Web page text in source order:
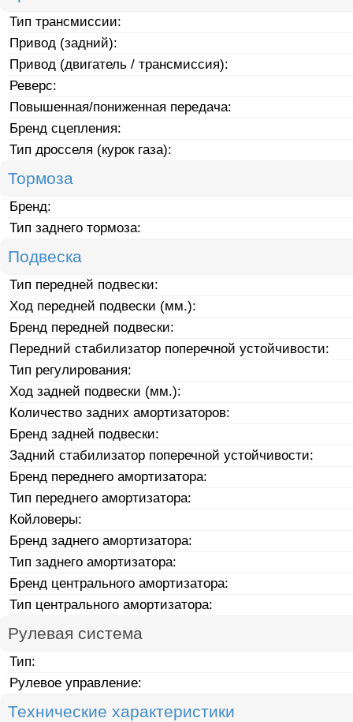
Тип трансмиссии:
Привод (задний):
Привод (двигатель / трансмиссия):
Реверс:
Повышенная/пониженная передача:
Бренд сцепления:
Тип дросселя (курок газа):
Тормоза
Бренд:
Тип заднего тормоза:
Подвеска
Тип передней подвески:
Ход передней подвески (мм.):
Бренд передней подвески:
Передний стабилизатор поперечной устойчивости:
Тип регулирования:
Ход задней подвески (мм.):
Количество задних амортизаторов:
Бренд задней подвески:
Задний стабилизатор поперечной устойчивости:
Бренд переднего амортизатора:
Тип переднего амортизатора:
Койловеры:
Бренд заднего амортизатора:
Тип заднего амортизатора:
Бренд центрального амортизатора:
Тип центрального амортизатора:
Рулевая система
Тип:
Рулевое управление:
Технические характеристики